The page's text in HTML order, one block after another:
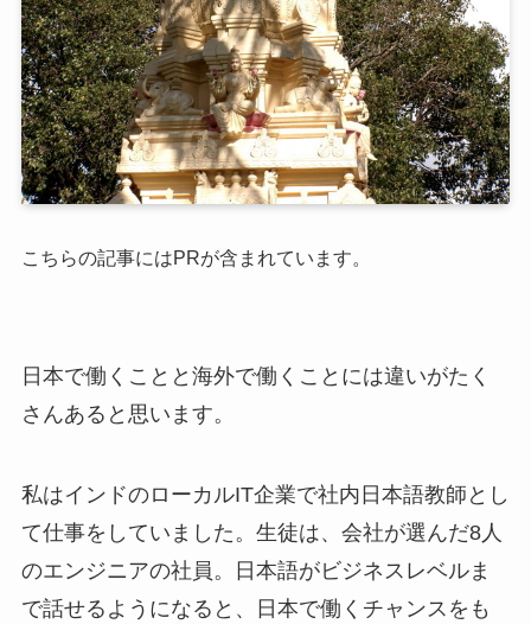
こちらの記事にはPRが含まれています。
日本で働くことと海外で働くことには違いがたく
さんあると思います。
私はインドのローカルIT企業で社内日本語教師とし
て仕事をしていました。生徒は、会社が選んだ8人
のエンジニアの社員。日本語がビジネスレベルま
で話せるようになると、日本で働くチャンスをも